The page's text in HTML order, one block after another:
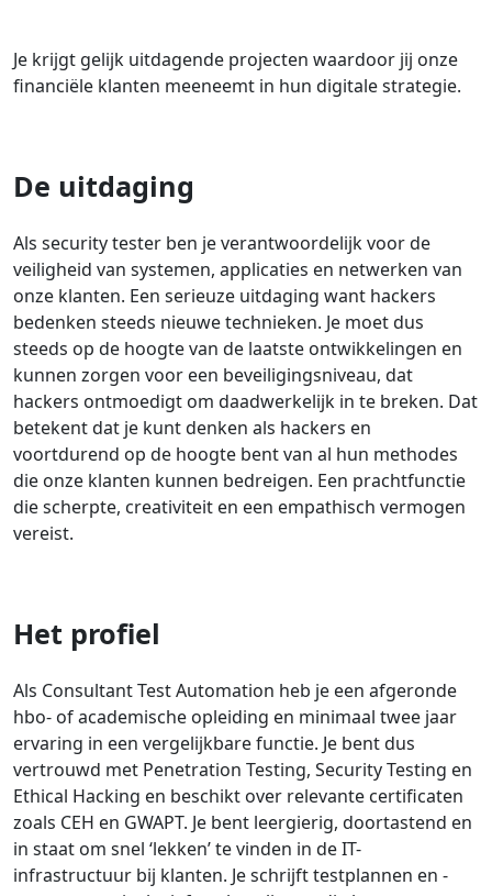
Je krijgt gelijk uitdagende projecten waardoor jij onze
financiële klanten meeneemt in hun digitale strategie.
De uitdaging
Als security tester ben je verantwoordelijk voor de
veiligheid van systemen, applicaties en netwerken van
onze klanten. Een serieuze uitdaging want hackers
bedenken steeds nieuwe technieken. Je moet dus
steeds op de hoogte van de laatste ontwikkelingen en
kunnen zorgen voor een beveiligingsniveau, dat
hackers ontmoedigt om daadwerkelijk in te breken. Dat
betekent dat je kunt denken als hackers en
voortdurend op de hoogte bent van al hun methodes
die onze klanten kunnen bedreigen. Een prachtfunctie
die scherpte, creativiteit en een empathisch vermogen
vereist.
Het profiel
Als Consultant Test Automation heb je een afgeronde
hbo- of academische opleiding en minimaal twee jaar
ervaring in een vergelijkbare functie. Je bent dus
vertrouwd met Penetration Testing, Security Testing en
Ethical Hacking en beschikt over relevante certificaten
zoals CEH en GWAPT. Je bent leergierig, doortastend en
in staat om snel ‘lekken’ te vinden in de IT-
infrastructuur bij klanten. Je schrijft testplannen en -